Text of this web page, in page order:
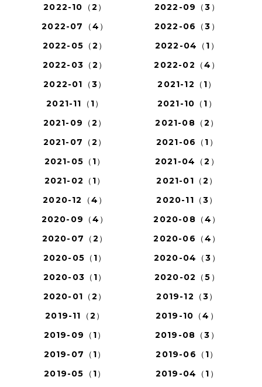
2022-10（2）
2022-09（3）
2022-07（4）
2022-06（3）
2022-05（2）
2022-04（1）
2022-03（2）
2022-02（4）
2022-01（3）
2021-12（1）
2021-11（1）
2021-10（1）
2021-09（2）
2021-08（2）
2021-07（2）
2021-06（1）
2021-05（1）
2021-04（2）
2021-02（1）
2021-01（2）
2020-12（4）
2020-11（3）
2020-09（4）
2020-08（4）
2020-07（2）
2020-06（4）
2020-05（1）
2020-04（3）
2020-03（1）
2020-02（5）
2020-01（2）
2019-12（3）
2019-11（2）
2019-10（4）
2019-09（1）
2019-08（3）
2019-07（1）
2019-06（1）
2019-05（1）
2019-04（1）